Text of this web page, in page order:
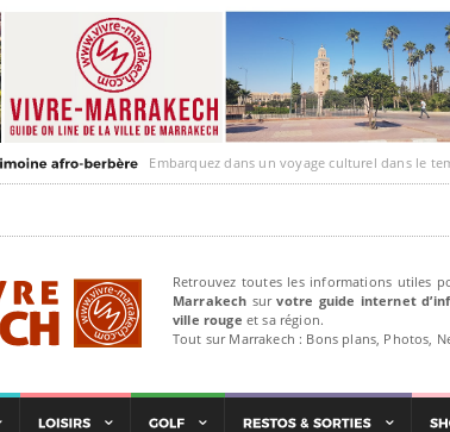
Embarquez dans un voyage culturel dans le temps, à la
Retrouvez toutes les informations utiles
Marrakech survotre guide internet
ville rouge et sa région.
Tout sur Marrakech : Bons plans, Photos,